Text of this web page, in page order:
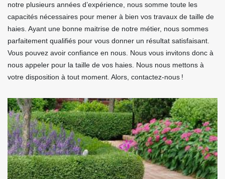
notre plusieurs années d’expérience, nous somme toute les
capacités nécessaires pour mener à bien vos travaux de taille de
haies. Ayant une bonne maitrise de notre métier, nous sommes
parfaitement qualifiés pour vous donner un résultat satisfaisant.
Vous pouvez avoir confiance en nous. Nous vous invitons donc à
nous appeler pour la taille de vos haies. Nous nous mettons à
votre disposition à tout moment. Alors, contactez-nous !